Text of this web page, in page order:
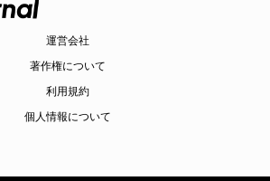
運営会社
著作権について
利用規約
個人情報について